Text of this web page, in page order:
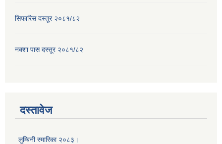
सिफारिस दस्तूर २०८१/८२
नक्शा पास दस्तूर २०८१/८२
दस्तावेज
लुम्बिनी स्मारिका २०८३।